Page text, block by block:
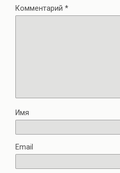
Комментарий *
Имя
Email